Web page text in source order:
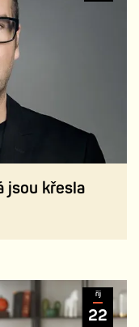
jsou křesla
říj
22